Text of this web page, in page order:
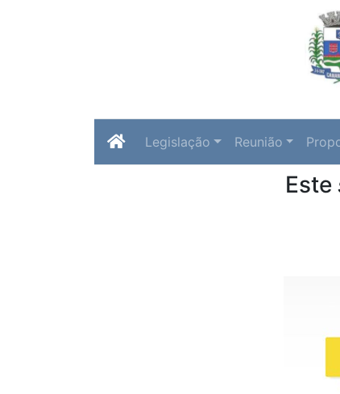
Legislação Reunião
Este